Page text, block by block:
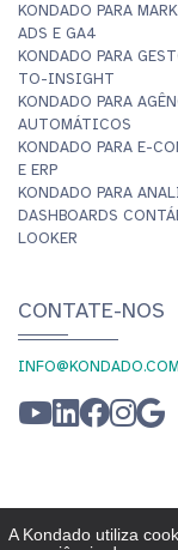
KONDADO PARA
ADS E GA4
KONDADO PARA
TO-INSIGHT
KONDADO PARA
AUTOMÁTICOS
KONDADO PARA E-
E ERP
KONDADO PARA
DASHBOARDS
LOOKER
CONTATE-NOS